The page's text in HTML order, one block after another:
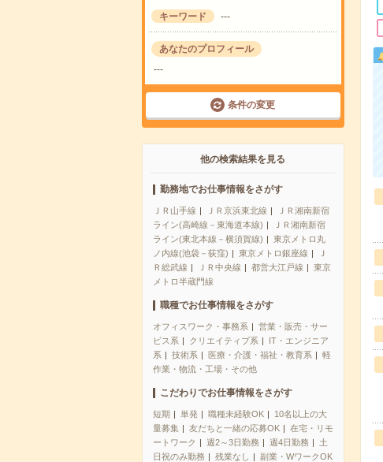
キーワード ---
あなたのプロフィール
---
条件の変更
他の検索結果を見る
勤務地でお仕事情報をさがす
ＪＲ山手線 ＪＲ京浜東北線
ＪＲ湘南新宿
ライン(高崎線－東海道本線)
ＪＲ湘南新宿
ライン(東北本線－横須賀線)
東京メトロ丸
ノ内線(池袋－荻窪)
東京メトロ銀座線
Ｊ
Ｒ総武線
ＪＲ中央線 都営大江戸線
東京
メトロ半蔵門線
職種でお仕事情報をさがす
オフィスワーク・事務系
営業・販売・サー
ビス系
クリエイティブ系
IT・エンジニア
系
技術系 医療・介護・福祉・教育系
軽
作業・物流・工場・その他
こだわりでお仕事情報をさがす
短期 単発 職種未経験OK
10名以上の大
量募集
友だちと一緒の応募OK
在宅・リモ
ートワーク
週2～3日勤務 週4日勤務
土
日祝のみ勤務
残業なし
副業・WワークOK